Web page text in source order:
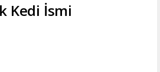
Kedi İsmi